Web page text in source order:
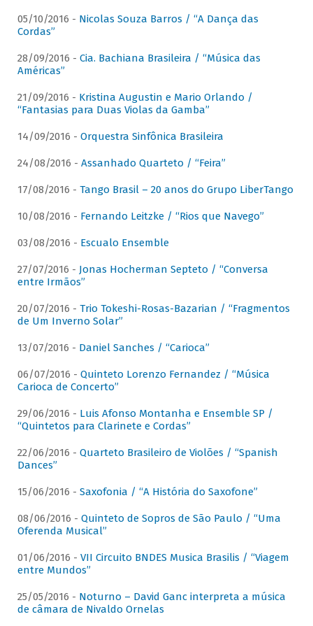
05/10/2016 - Nicolas Souza Barros / “A Dança das
Cordas”
28/09/2016 - Cia. Bachiana Brasileira / “Música das
Américas”
21/09/2016 - Kristina Augustin e Mario Orlando /
“Fantasias para Duas Violas da Gamba”
14/09/2016 - Orquestra Sinfônica Brasileira
24/08/2016 - Assanhado Quarteto / “Feira”
17/08/2016 - Tango Brasil – 20 anos do Grupo LiberTango
10/08/2016 - Fernando Leitzke / “Rios que Navego”
03/08/2016 - Escualo Ensemble
27/07/2016 - Jonas Hocherman Septeto / “Conversa
entre Irmãos”
20/07/2016 - Trio Tokeshi-Rosas-Bazarian / “Fragmentos
de Um Inverno Solar”
13/07/2016 - Daniel Sanches / “Carioca”
06/07/2016 - Quinteto Lorenzo Fernandez / “Música
Carioca de Concerto”
29/06/2016 - Luis Afonso Montanha e Ensemble SP /
“Quintetos para Clarinete e Cordas”
22/06/2016 - Quarteto Brasileiro de Violões / “Spanish
Dances”
15/06/2016 - Saxofonia / “A História do Saxofone”
08/06/2016 - Quinteto de Sopros de São Paulo / “Uma
Oferenda Musical”
01/06/2016 - VII Circuito BNDES Musica Brasilis / “Viagem
entre Mundos”
25/05/2016 - Noturno – David Ganc interpreta a música
de câmara de Nivaldo Ornelas